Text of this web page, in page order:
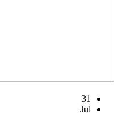
31
Jul